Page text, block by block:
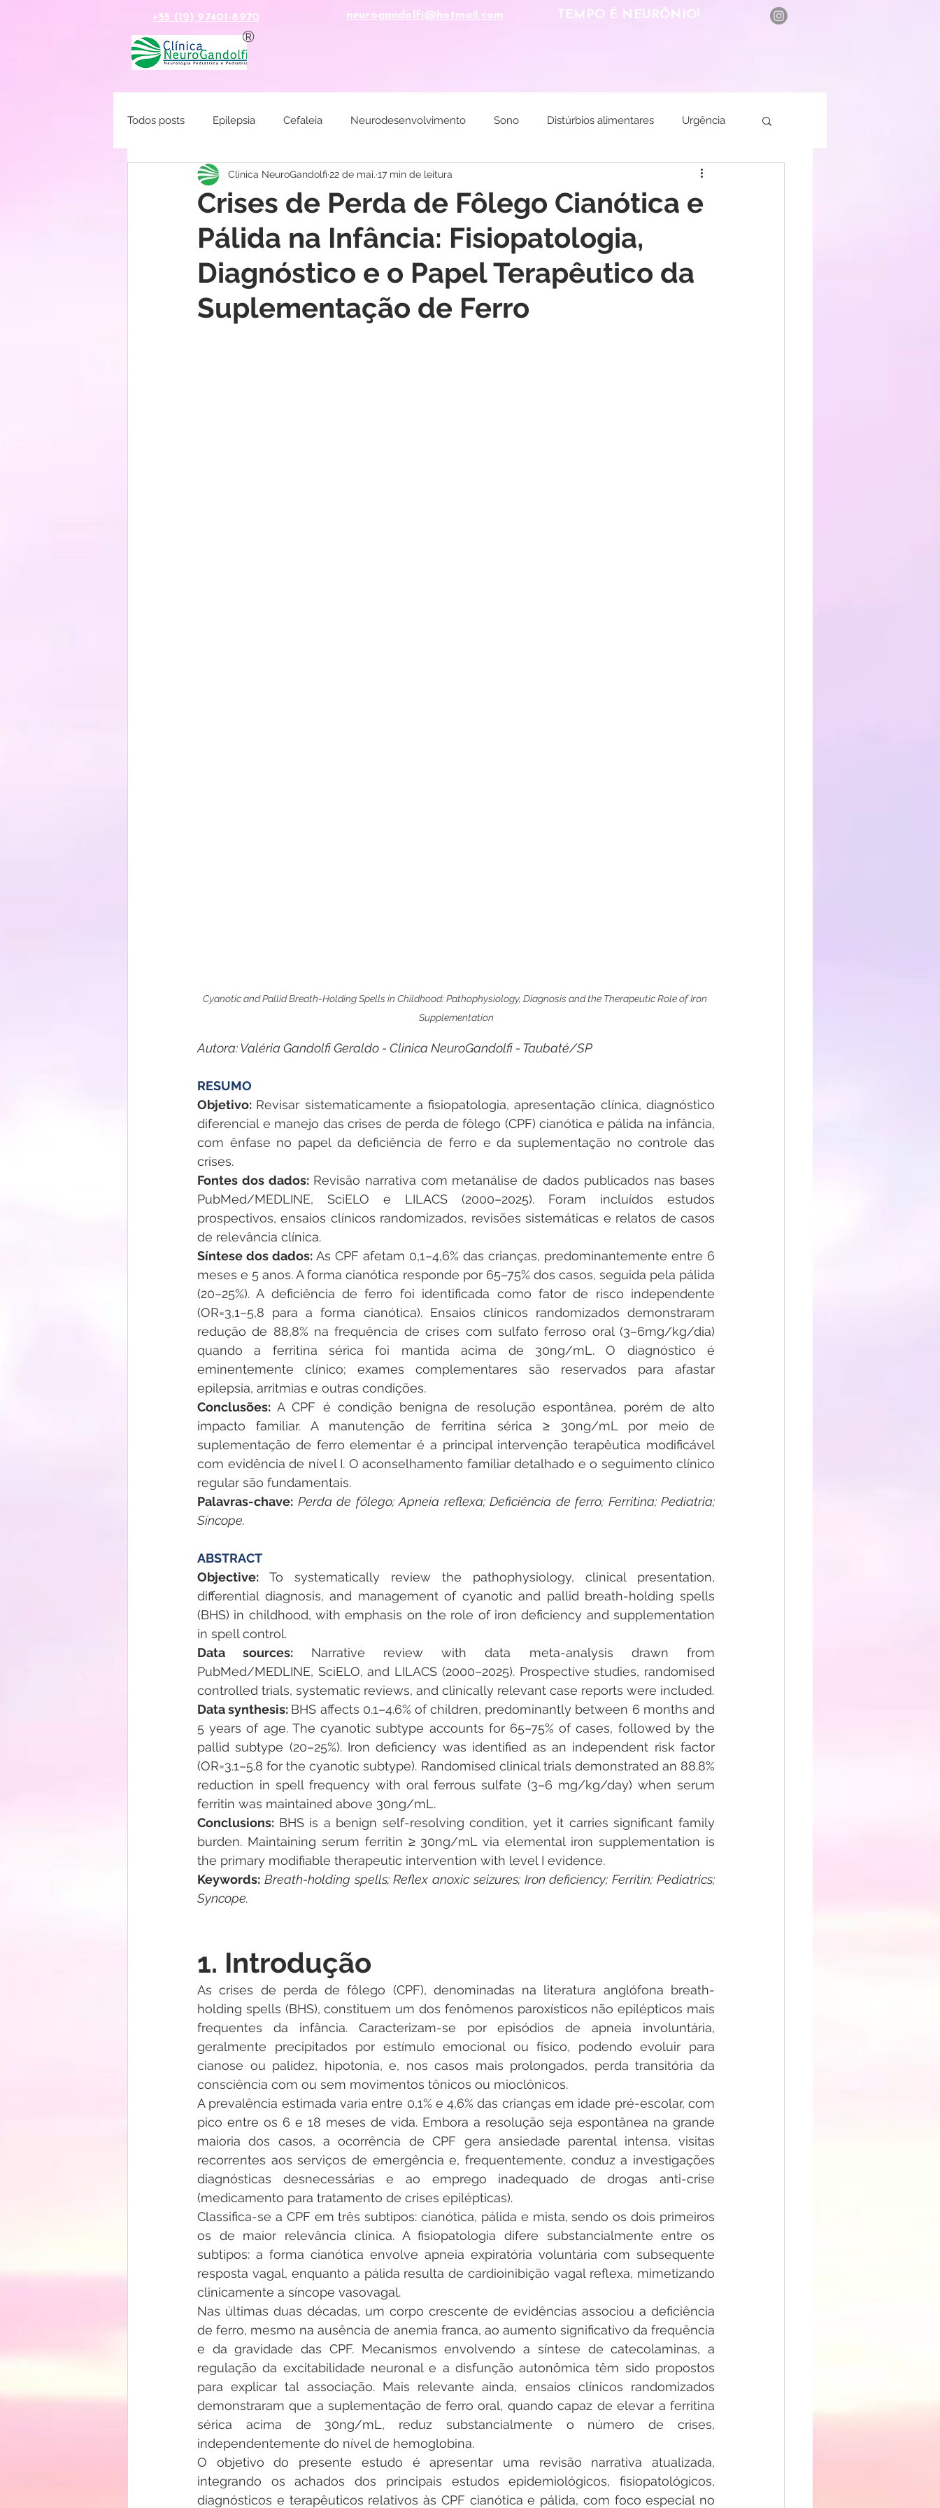
TEMPO É NEURÔNIO!
neurogandolfi@hotmail.com
+55 (12) 97401-8970
®
Todos posts Epilepsia Cefaleia Neurodesenvolvimento Sono Distúrbios alimentares Urgência
Crises de Perda de Fôlego Cianótica e
Pálida na Infância: Fisiopatologia,
Diagnóstico e o Papel Terapêutico da
Suplementação de Ferro
Clinica NeuroGandolfi 22 de mai. 17 min de leitura
Cyanotic and Pallid Breath-Holding Spells in Childhood: Pathophysiology, Diagnosis and the Therapeutic Role of Iron
Supplementation
Autora: Valéria Gandolfi Geraldo - Clinica NeuroGandolfi - Taubaté/SP
RESUMO
Objetivo: Revisar sistematicamente a fisiopatologia, apresentação clínica, diagnóstico
diferencial e manejo das crises de perda de fôlego (CPF) cianótica e pálida na infância,
com ênfase no papel da deficiência de ferro e da suplementação no controle das
crises.
Fontes dos dados: Revisão narrativa com metanálise de dados publicados nas bases
PubMed/MEDLINE, SciELO e LILACS (2000–2025). Foram incluídos estudos
prospectivos, ensaios clínicos randomizados, revisões sistemáticas e relatos de casos
de relevância clínica.
Síntese dos dados: As CPF afetam 0,1–4,6% das crianças, predominantemente entre 6
meses e 5 anos. A forma cianótica responde por 65–75% dos casos, seguida pela pálida
(20–25%). A deficiência de ferro foi identificada como fator de risco independente
(OR=3,1–5,8 para a forma cianótica). Ensaios clínicos randomizados demonstraram
redução de 88,8% na frequência de crises com sulfato ferroso oral (3–6mg/kg/dia)
quando a ferritina sérica foi mantida acima de 30ng/mL. O diagnóstico é
eminentemente clínico; exames complementares são reservados para afastar
epilepsia, arritmias e outras condições.
Conclusões: A CPF é condição benigna de resolução espontânea, porém de alto
impacto familiar. A manutenção de ferritina sérica ≥ 30ng/mL por meio de
suplementação de ferro elementar é a principal intervenção terapêutica modificável
com evidência de nível I. O aconselhamento familiar detalhado e o seguimento clínico
regular são fundamentais.
Palavras-chave: Perda de fôlego; Apneia reflexa; Deficiência de ferro; Ferritina; Pediatria;
Síncope.
ABSTRACT
Objective: To systematically review the pathophysiology, clinical presentation,
differential diagnosis, and management of cyanotic and pallid breath-holding spells
(BHS) in childhood, with emphasis on the role of iron deficiency and supplementation
in spell control.
Data sources: Narrative review with data meta-analysis drawn from
PubMed/MEDLINE, SciELO, and LILACS (2000–2025). Prospective studies, randomised
controlled trials, systematic reviews, and clinically relevant case reports were included.
Data synthesis: BHS affects 0.1–4.6% of children, predominantly between 6 months and
5 years of age. The cyanotic subtype accounts for 65–75% of cases, followed by the
pallid subtype (20–25%). Iron deficiency was identified as an independent risk factor
(OR=3.1–5.8 for the cyanotic subtype). Randomised clinical trials demonstrated an 88.8%
reduction in spell frequency with oral ferrous sulfate (3–6 mg/kg/day) when serum
ferritin was maintained above 30ng/mL.
Conclusions: BHS is a benign self-resolving condition, yet it carries significant family
burden. Maintaining serum ferritin ≥ 30ng/mL via elemental iron supplementation is
the primary modifiable therapeutic intervention with level I evidence.
Keywords: Breath-holding spells; Reflex anoxic seizures; Iron deficiency; Ferritin; Pediatrics;
Syncope.
1. Introdução
As crises de perda de fôlego (CPF), denominadas na literatura anglófona breath-
holding spells (BHS), constituem um dos fenômenos paroxísticos não epilépticos mais
frequentes da infância. Caracterizam-se por episódios de apneia involuntária,
geralmente precipitados por estímulo emocional ou físico, podendo evoluir para
cianose ou palidez, hipotonia, e, nos casos mais prolongados, perda transitória da
consciência com ou sem movimentos tônicos ou mioclônicos.
A prevalência estimada varia entre 0,1% e 4,6% das crianças em idade pré-escolar, com
pico entre os 6 e 18 meses de vida. Embora a resolução seja espontânea na grande
maioria dos casos, a ocorrência de CPF gera ansiedade parental intensa, visitas
recorrentes aos serviços de emergência e, frequentemente, conduz a investigações
diagnósticas desnecessárias e ao emprego inadequado de drogas anti-crise
(medicamento para tratamento de crises epilépticas).
Classifica-se a CPF em três subtipos: cianótica, pálida e mista, sendo os dois primeiros
os de maior relevância clínica. A fisiopatologia difere substancialmente entre os
subtipos: a forma cianótica envolve apneia expiratória voluntária com subsequente
resposta vagal, enquanto a pálida resulta de cardioinibição vagal reflexa, mimetizando
clinicamente a síncope vasovagal.
Nas últimas duas décadas, um corpo crescente de evidências associou a deficiência
de ferro, mesmo na ausência de anemia franca, ao aumento significativo da frequência
e da gravidade das CPF. Mecanismos envolvendo a síntese de catecolaminas, a
regulação da excitabilidade neuronal e a disfunção autonômica têm sido propostos
para explicar tal associação. Mais relevante ainda, ensaios clínicos randomizados
demonstraram que a suplementação de ferro oral, quando capaz de elevar a ferritina
sérica acima de 30ng/mL, reduz substancialmente o número de crises,
independentemente do nível de hemoglobina.
O objetivo do presente estudo é apresentar uma revisão narrativa atualizada,
integrando os achados dos principais estudos epidemiológicos, fisiopatológicos,
diagnósticos e terapêuticos relativos às CPF cianótica e pálida, com foco especial no